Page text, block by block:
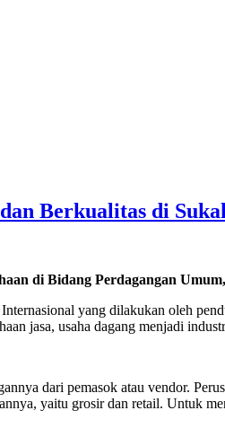
Berkualitas di
di Bidang Perdagangan Umum,
yang dilakukan oleh
jasa, usaha dagang menjadi
dari pemasok atau vendor.
yaitu grosir dan retail. Untuk